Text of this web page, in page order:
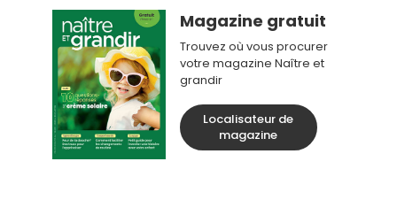
Magazine gratuit
Trouvez où vous procurer
votre magazine Naître et
grandir
Localisateur de
magazine